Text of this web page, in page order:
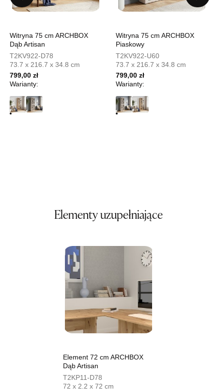
Wybierz
SALON MEBLOWY MEBLOSTYL
Salon meblowy
UL.PIONIERÓW 44
66-600 KROSNO ODRZAŃSKIE
Nr tel.
Godziny otwarcia
Pn-Pt: 09:00-17:00, Sb: 09:00-14:00
UL.KILIŃSZCZAKÓW 43
orion@wphw.pl
Godziny otwarcia
Pn-Pt: 10:00-18:00, Sb: 10:00-14:00
399,00 zł
Najniższa cena sprzedawcy z ostatnich 30 dni
SALON MEBLOWY TED
Salon meblowy
UL.DWORCOWA 4
Witryna 75 cm ARCHBOX
Dąb Artisan
T2KV922-D78
73.7 x 216.7 x 34.8 cm
799,00 zł
Warianty:
Witryna 75 cm ARCHBOX
Piaskowy
T2KV922-U60
73.7 x 216.7 x 34.8 cm
799,00 zł
Warianty:
Elementy uzupełniające
Element 72 cm ARCHBOX
Dąb Artisan
T2KP11-D78
72 x 2.2 x 72 cm